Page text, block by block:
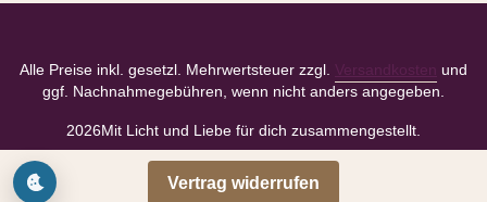
Alle Preise inkl. gesetzl. Mehrwertsteuer zzgl. Versandkosten
und
ggf. Nachnahmegebühren, wenn nicht anders angegeben.
2026Mit Licht und Liebe für dich zusammengestellt.
Vertrag widerrufen